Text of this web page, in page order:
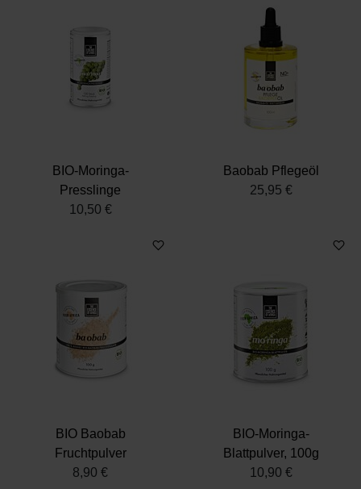
BIO-Moringa-
Presslinge
10,50 €
Baobab Pflegeöl
25,95 €
BIO Baobab
Fruchtpulver
8,90 €
BIO-Moringa-
Blattpulver, 100g
10,90 €